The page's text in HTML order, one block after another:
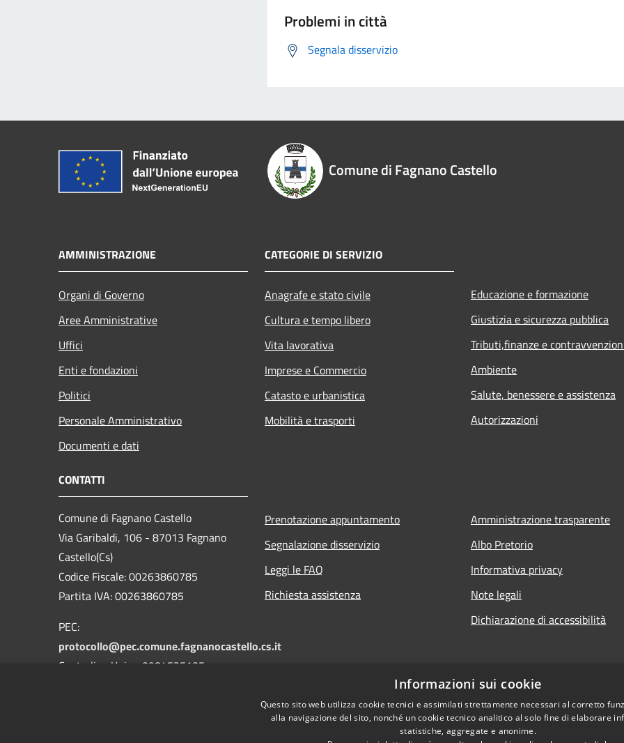
Problemi in città
Segnala disservizio
Comune di Fagnano Castello
AMMINISTRAZIONE
Organi di Governo
Aree Amministrative
Uffici
Enti e fondazioni
Politici
Personale Amministrativo
Documenti e dati
CATEGORIE DI SERVIZIO
Anagrafe e stato civile
Cultura e tempo libero
Vita lavorativa
Imprese e Commercio
Catasto e urbanistica
Mobilità e trasporti
Educazione e formazione
Giustizia e sicurezza pubblica
Tributi,finanze e
Ambiente
Salute, benessere e assistenza
Autorizzazioni
CONTATTI
Comune di Fagnano Castello
Via Garibaldi, 106 - 87013 Fagnano
Castello(Cs)
Codice Fiscale: 00263860785
Partita IVA: 00263860785
PEC:
protocollo@pec.comune.fagnanocastello.cs.it
Centralino Unico: 0984525105
Prenotazione appuntamento
Segnalazione disservizio
Leggi le FAQ
Richiesta assistenza
Amministrazione trasparente
Albo Pretorio
Informativa privacy
Note legali
Dichiarazione di accessibilità
Informazioni sui cookie
Questo sito web utilizza cookie tecnici e assimilati strettamente necessari al corretto
alla navigazione del sito, nonché un cookie tecnico analitico al solo fine di elaborare
statistiche, aggregate e anonime.